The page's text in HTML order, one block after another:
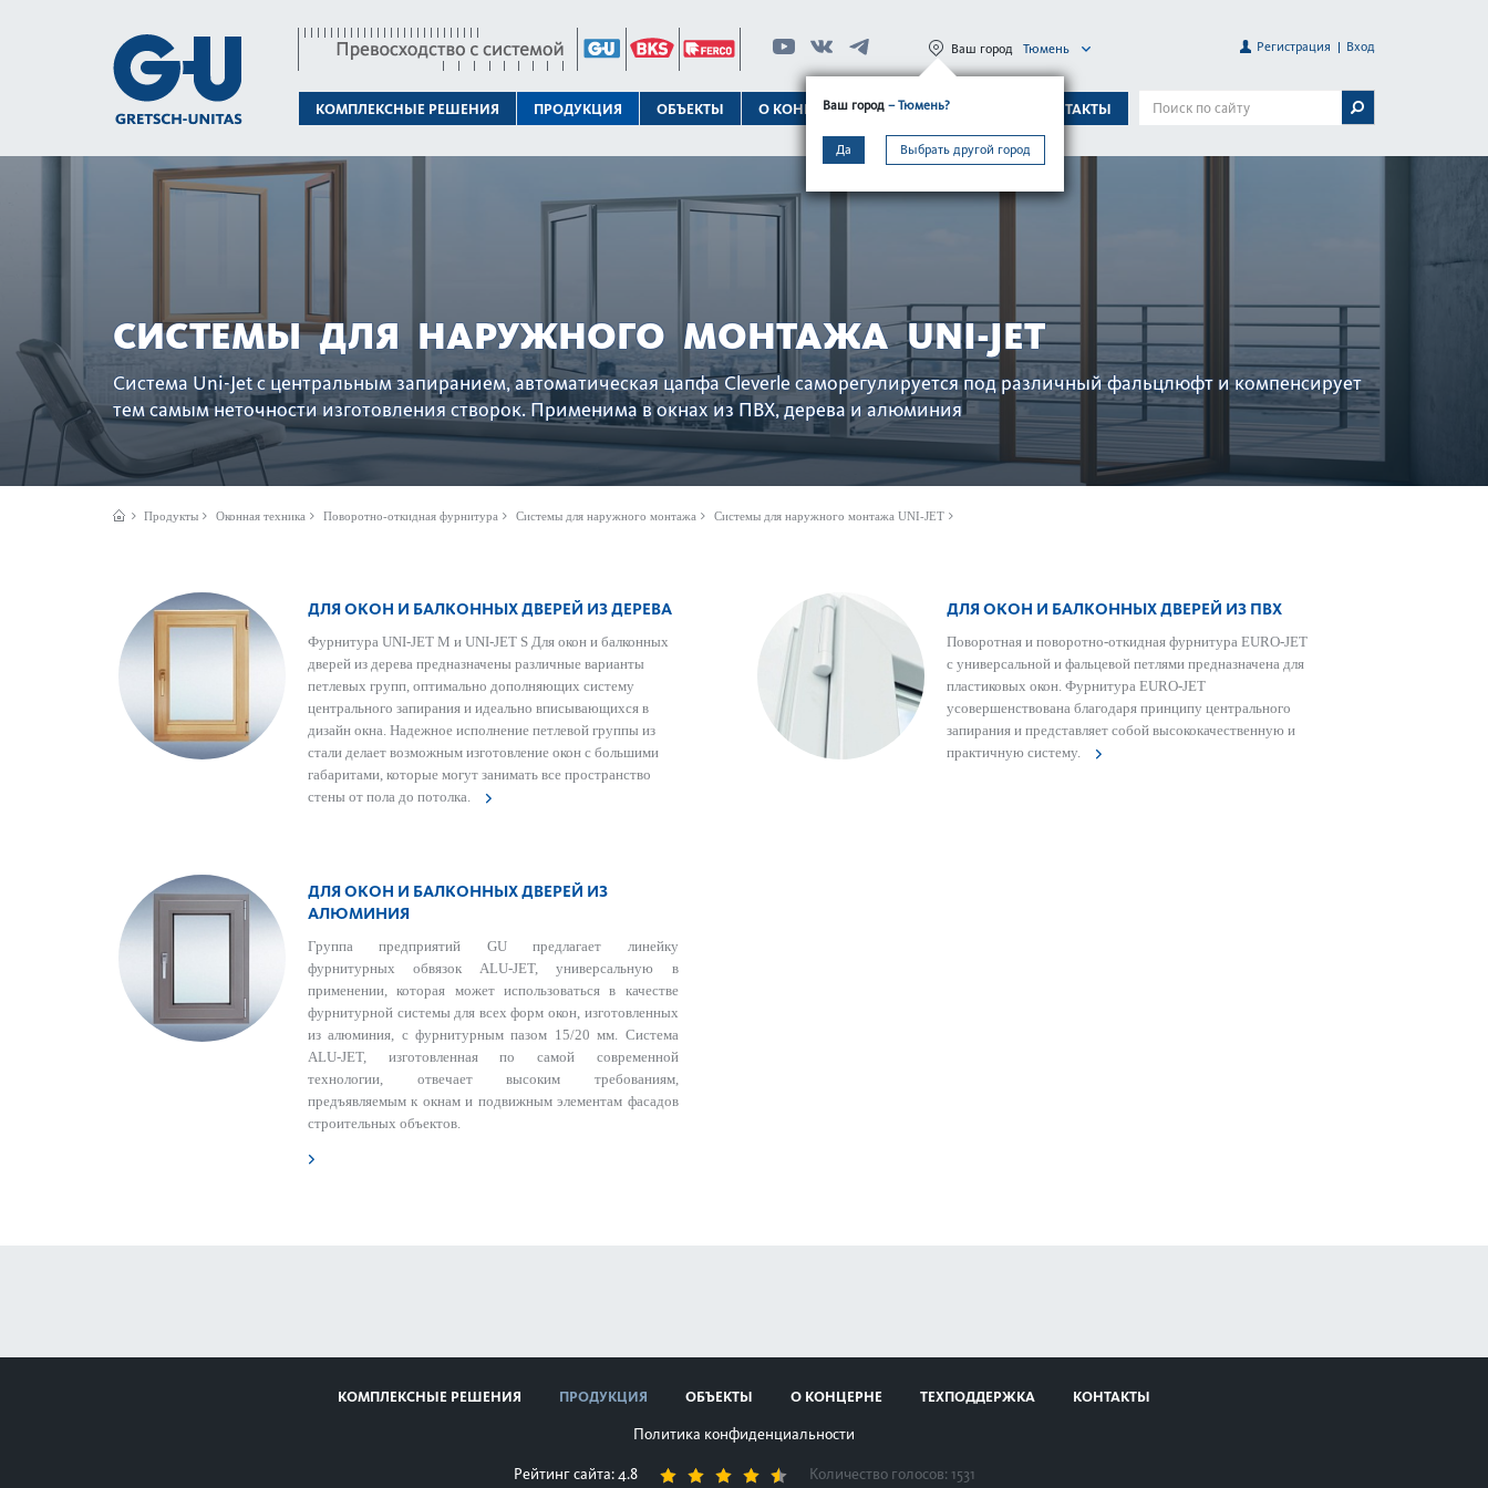
КОМПЛЕКСНЫЕ РЕШЕНИЯ ПРОДУКЦИЯ ОБЪЕКТЫ О КОНЦЕРНЕ ТЕХПОДДЕРЖКА КОНТАКТЫ
Ваш город – Тюмень?
Да Выбрать другой город
Ваш город Тюмень Регистрация Вход
СИСТЕМЫ ДЛЯ НАРУЖНОГО МОНТАЖА UNI-JET
Система Uni-Jet с центральным запиранием, автоматическая цапфа Cleverle саморегулируется под различный фальцлюфт и компенсирует
тем самым неточности изготовления створок. Применима в окнах из ПВХ, дерева и алюминия
Продукты Оконная техника Поворотно-откидная фурнитура Системы для наружного монтажа Системы для наружного монтажа UNI-JET
ДЛЯ ОКОН И БАЛКОННЫХ ДВЕРЕЙ ИЗ ДЕРЕВА
Фурнитура UNI-JET M и UNI-JET S Для окон и балконных
дверей из дерева предназначены различные варианты
петлевых групп, оптимально дополняющих систему
центрального запирания и идеально вписывающихся в
дизайн окна. Надежное исполнение петлевой группы из
стали делает возможным изготовление окон с большими
габаритами, которые могут занимать все пространство
стены от пола до потолка.
ДЛЯ ОКОН И БАЛКОННЫХ ДВЕРЕЙ ИЗ ПВХ
Поворотная и поворотно-откидная фурнитура EURO-JET
с универсальной и фальцевой петлями предназначена для
пластиковых окон. Фурнитура EURO-JET
усовершенствована благодаря принципу центрального
запирания и представляет собой высококачественную и
практичную систему.
ДЛЯ ОКОН И БАЛКОННЫХ ДВЕРЕЙ ИЗ
АЛЮМИНИЯ
Группа предприятий GU предлагает линейку
фурнитурных обвязок ALU-JET, универсальную в
применении, которая может использоваться в качестве
фурнитурной системы для всех форм окон, изготовленных
из алюминия, c фурнитурным пазом 15/20 мм. Система
ALU-JET, изготовленная по самой современной
технологии, отвечает высоким требованиям,
предъявляемым к окнам и подвижным элементам фасадов
строительных объектов.
КОМПЛЕКСНЫЕ РЕШЕНИЯ ПРОДУКЦИЯ ОБЪЕКТЫ О КОНЦЕРНЕ ТЕХПОДДЕРЖКА КОНТАКТЫ
Политика конфиденциальности
Рейтинг сайта: 4.8 Количество голосов: 1531